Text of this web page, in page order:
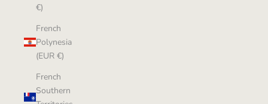
€)
French
Polynesia
(EUR €)
French
Southern